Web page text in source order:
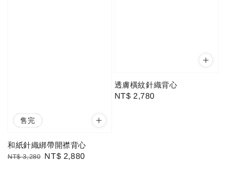
優惠
售完
和紙針織綁帶開襟背心
Regular
NT$ 3,280 Sale
NT$ 2,880
透膚橫紋針織背心
Regular
NT$ 2,780